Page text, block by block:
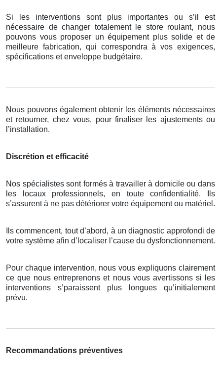
Si les interventions sont plus importantes ou s’il est
nécessaire de changer totalement le store roulant, nous
pouvons vous proposer un équipement plus solide et de
meilleure fabrication, qui correspondra à vos exigences,
spécifications et enveloppe budgétaire.
Nous pouvons également obtenir les éléments nécessaires
et retourner, chez vous, pour finaliser les ajustements ou
l’installation.
Discrétion et efficacité
Nos spécialistes sont formés à travailler à domicile ou dans
les locaux professionnels, en toute confidentialité. Ils
s’assurent à ne pas détériorer votre équipement ou matériel.
Ils commencent, tout d’abord, à un diagnostic approfondi de
votre système afin d’localiser l’cause du dysfonctionnement.
Pour chaque intervention, nous vous expliquons clairement
ce que nous entreprenons et nous vous avertissons si les
interventions s’paraissent plus longues qu’initialement
prévu.
Recommandations préventives